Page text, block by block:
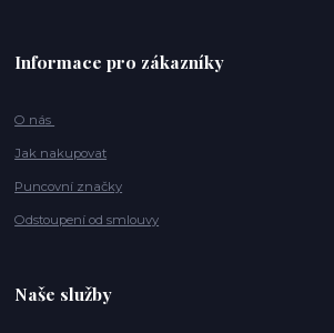
Informace pro zákazníky
O nás
Jak nakupovat
Puncovní značky
Odstoupení od smlouvy
Naše služby